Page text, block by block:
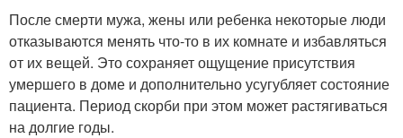
После смерти мужа, жены или ребенка некоторые люди
отказываются менять что-то в их комнате и избавляться
от их вещей. Это сохраняет ощущение присутствия
умершего в доме и дополнительно усугубляет состояние
пациента. Период скорби при этом может растягиваться
на долгие годы.